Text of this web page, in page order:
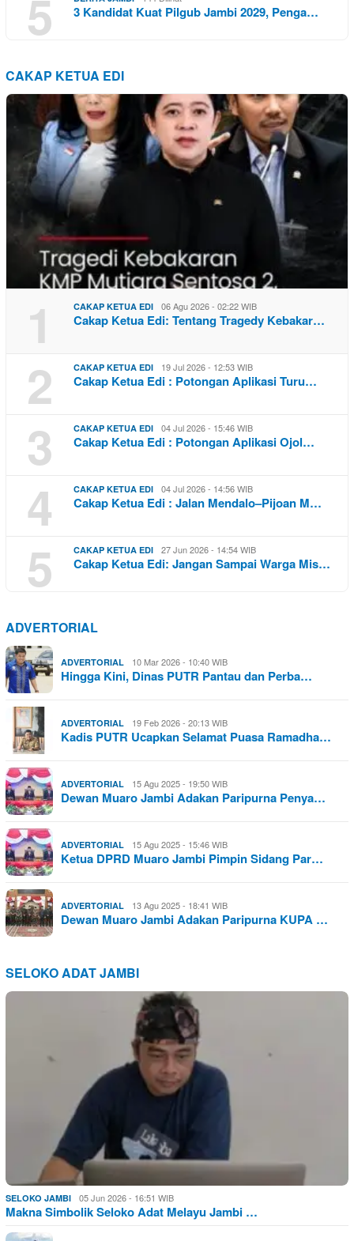
5 3 Kandidat Kuat Pilgub Jambi 2029, Penga…
CAKAP KETUA EDI
1 CAKAP KETUA EDI 06 Agu 2026 - 02:22 WIB
Cakap Ketua Edi: Tentang Tragedy Kebakar…
2 CAKAP KETUA EDI 19 Jul 2026 - 12:53 WIB
Cakap Ketua Edi : Potongan Aplikasi Turu…
3 CAKAP KETUA EDI 04 Jul 2026 - 15:46 WIB
Cakap Ketua Edi : Potongan Aplikasi Ojol…
4 CAKAP KETUA EDI 04 Jul 2026 - 14:56 WIB
Cakap Ketua Edi : Jalan Mendalo–Pijoan M…
5 CAKAP KETUA EDI 27 Jun 2026 - 14:54 WIB
Cakap Ketua Edi: Jangan Sampai Warga Mis…
ADVERTORIAL
ADVERTORIAL 10 Mar 2026 - 10:40 WIB
Hingga Kini, Dinas PUTR Pantau dan Perba…
ADVERTORIAL 19 Feb 2026 - 20:13 WIB
Kadis PUTR Ucapkan Selamat Puasa Ramadha…
ADVERTORIAL 15 Agu 2025 - 19:50 WIB
Dewan Muaro Jambi Adakan Paripurna Penya…
ADVERTORIAL 15 Agu 2025 - 15:46 WIB
Ketua DPRD Muaro Jambi Pimpin Sidang Par…
ADVERTORIAL 13 Agu 2025 - 18:41 WIB
Dewan Muaro Jambi Adakan Paripurna KUPA …
SELOKO ADAT JAMBI
SELOKO JAMBI 05 Jun 2026 - 16:51 WIB
Makna Simbolik Seloko Adat Melayu Jambi …